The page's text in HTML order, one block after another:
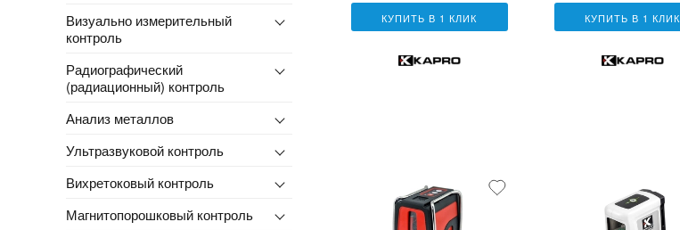
Визуально измерительный
контроль
Радиографический
(радиационный) контроль
Анализ металлов
Ультразвуковой контроль
Вихретоковый контроль
Магнитопорошковый контроль
КУПИТЬ В 1 КЛИК КУПИТЬ В 1 КЛИК